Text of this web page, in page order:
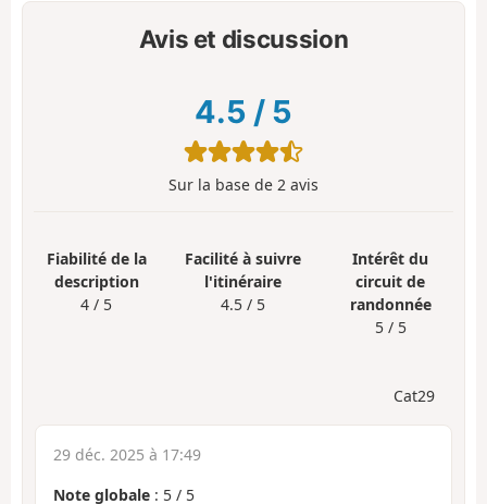
Avis et discussion
4.5 / 5
Sur la base de 2 avis
Fiabilité de la
description
4 / 5
Facilité à suivre
l'itinéraire
4.5 / 5
Intérêt du
circuit de
randonnée
5 / 5
Cat29
29 déc. 2025 à 17:49
Note globale : 5 / 5